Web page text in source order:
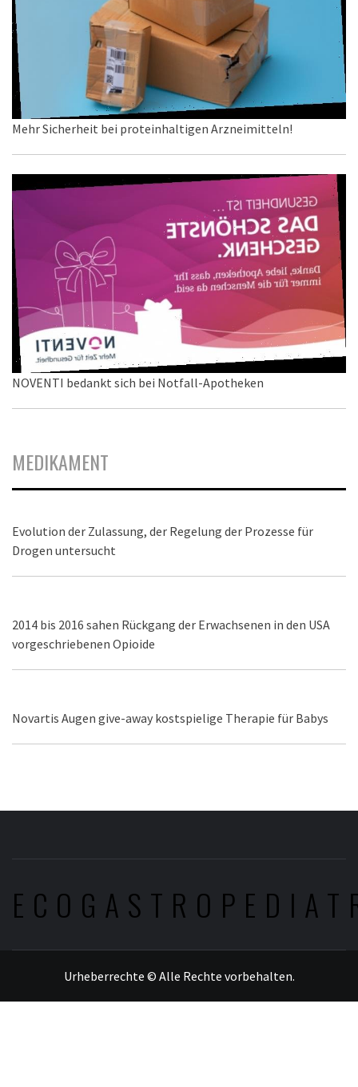
Mehr Sicherheit bei proteinhaltigen Arzneimitteln!
NOVENTI bedankt sich bei Notfall-Apotheken
MEDIKAMENT
Evolution der Zulassung, der Regelung der Prozesse für
Drogen untersucht
2014 bis 2016 sahen Rückgang der Erwachsenen in den USA
vorgeschriebenen Opioide
Novartis Augen give-away kostspielige Therapie für Babys
Urheberrechte © Alle Rechte vorbehalten.